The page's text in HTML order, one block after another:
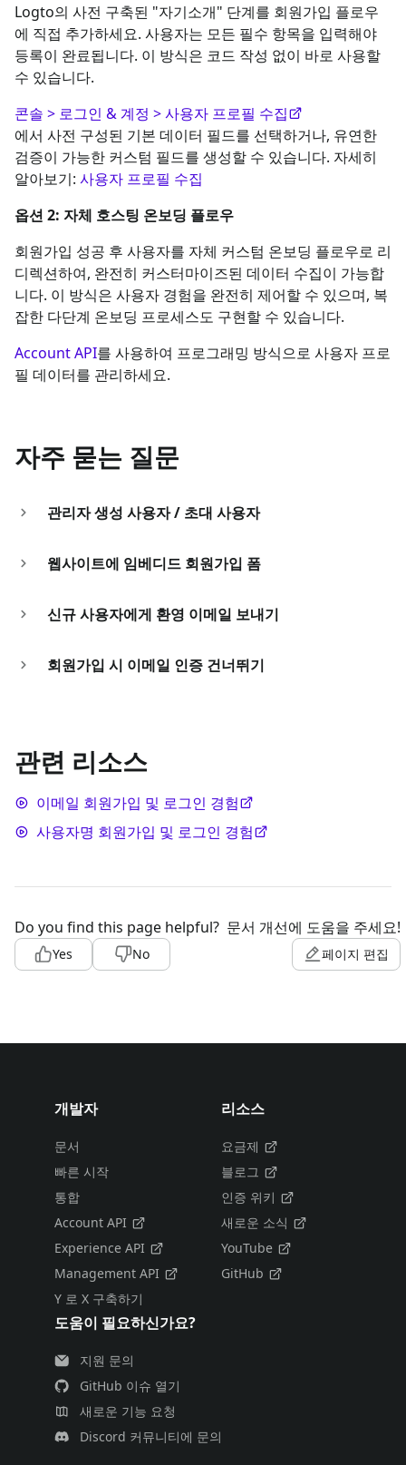
Logto의 사전 구축된 "자기소개" 단계를 회원가입 플로우
에 직접 추가하세요. 사용자는 모든 필수 항목을 입력해야
등록이 완료됩니다. 이 방식은 코드 작성 없이 바로 사용할
수 있습니다.
콘솔 > 로그인 & 계정 > 사용자 프로필 수집
에서 사전 구성된 기본 데이터 필드를 선택하거나, 유연한
검증이 가능한 커스텀 필드를 생성할 수 있습니다. 자세히
알아보기: 사용자 프로필 수집
옵션 2: 자체 호스팅 온보딩 플로우
회원가입 성공 후 사용자를 자체 커스텀 온보딩 플로우로 리
디렉션하여, 완전히 커스터마이즈된 데이터 수집이 가능합
니다. 이 방식은 사용자 경험을 완전히 제어할 수 있으며, 복
잡한 다단계 온보딩 프로세스도 구현할 수 있습니다.
Account API를 사용하여 프로그래밍 방식으로 사용자 프로
필 데이터를 관리하세요.
자주 묻는 질문
관리자 생성 사용자 / 초대 사용자
웹사이트에 임베디드 회원가입 폼
신규 사용자에게 환영 이메일 보내기
회원가입 시 이메일 인증 건너뛰기
관련 리소스
이메일 회원가입 및 로그인 경험
사용자명 회원가입 및 로그인 경험
Do you find this page helpful?
Yes No
문서 개선에 도움을 주세요!
페이지 편집
개발자
문서
빠른 시작
통합
Account API
Experience API
Management API
Y 로 X 구축하기
리소스
요금제
블로그
인증 위키
새로운 소식
YouTube
GitHub
도움이 필요하신가요?
지원 문의
GitHub 이슈 열기
새로운 기능 요청
Discord 커뮤니티에 문의